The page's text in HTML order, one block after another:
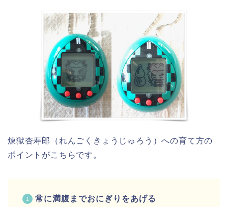
煉獄杏寿郎（れんごくきょうじゅろう）への育て方の
ポイントがこちらです。
常に満腹までおにぎりをあげる